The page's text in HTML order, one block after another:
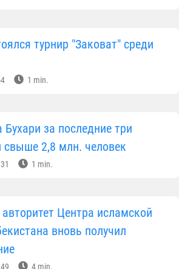
турнир "Заковат" среди
1 min.
за последние три
свыше 2,8 млн. человек
1 min.
Центра исламской
вновь получил
4 min.